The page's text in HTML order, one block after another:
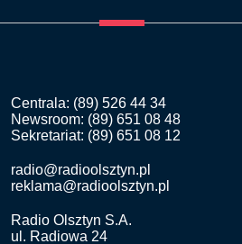
Centrala: (89) 526 44 34
Newsroom: (89) 651 08 48
Sekretariat: (89) 651 08 12
radio@radioolsztyn.pl
reklama@radioolsztyn.pl
Radio Olsztyn S.A.
ul. Radiowa 24